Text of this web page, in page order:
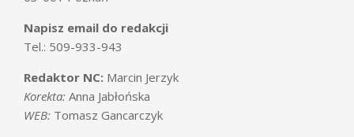
Napisz email do redakcji
Tel.: 509-933-943
Redaktor NC: Marcin Jerzyk
Korekta: Anna Jabłońska
WEB: Tomasz Gancarczyk